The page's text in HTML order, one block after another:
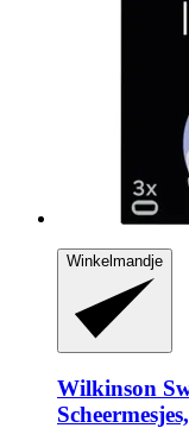
Winkelmandje
Wilkinson